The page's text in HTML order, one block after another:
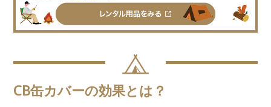
CB缶カバーの効果とは？